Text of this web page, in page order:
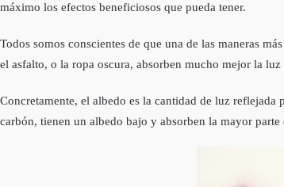
máximo los efectos beneficiosos que pueda tener.
Todos somos conscientes de que una de las maneras
el asfalto, o la ropa oscura, absorben mucho mejor la
Concretamente, el albedo es la cantidad de luz
carbón, tienen un albedo bajo y absorben la mayor